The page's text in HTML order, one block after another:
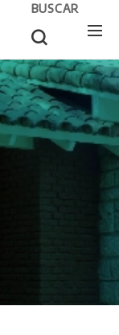
BUSCAR